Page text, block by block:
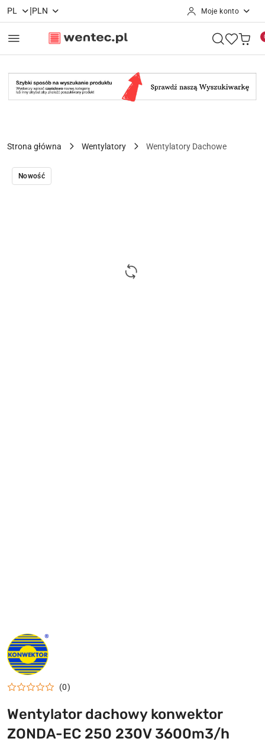
Przejdź do treści głównej
Przejdź do wyszukiwarki
Przejdź do moje konto
Przejdź do menu głównego
Przejdź do opisu produktu
Przejdź do stopki
PL |PLN Moje konto
Strona główna Wentylatory Wentylatory Dachowe
Nowość
LOGO
KONWEKTOR
LIPNO
(0)
Wentylator dachowy konwektor
ZONDA-EC 250 230V 3600m3/h